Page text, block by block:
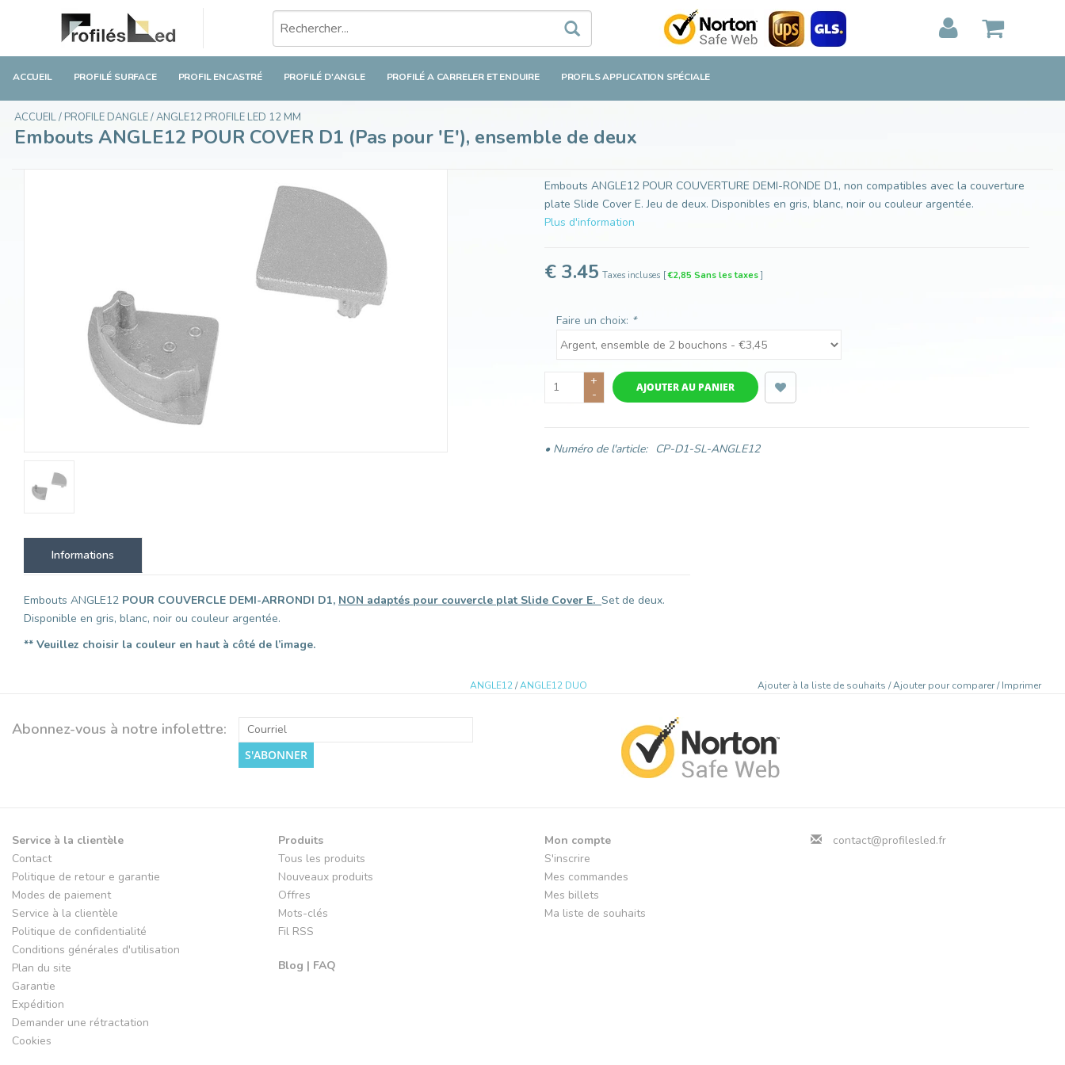
AFFICHER PAIEMENT
ACCUEIL PROFILÉ SURFACE PROFIL ENCASTRÉ PROFILÉ D'ANGLE PROFILÉ A CARRELER ET ENDUIRE PROFILS APPLICATION SPÉCIALE
Embouts ANGLE12 POUR COVER D1 (Pas pour 'E'), ensemble de deux
ACCUEIL/ PROFILE DANGLE/ANGLE12 PROFILE LED 12 MM
Embouts ANGLE12 POUR COVER D1 (Pas pour 'E'), ensemble de deux
Embouts ANGLE12 POUR COUVERTURE DEMI-RONDE D1, non compatibles avec la couverture
plate Slide Cover E. Jeu de deux. Disponibles en gris, blanc, noir ou couleur argentée.
Plus d'information
€ 3.45 Taxes incluses [€2,85 Sans les taxes]
Faire un choix: *
+
-
AJOUTER AU PANIER
• Numéro de l'article: CP-D1-SL-ANGLE12
Informations
Embouts ANGLE12 POUR COUVERCLE DEMI-ARRONDI D1, NON adaptés pour couvercle plat Slide Cover E. Set de deux.
Disponible en gris, blanc, noir ou couleur argentée.
** Veuillez choisir la couleur en haut à côté de l’image.
ANGLE12/ANGLE12 DUO Ajouter à la liste de souhaits /Ajouter pour comparer/Imprimer
Abonnez-vous à notre infolettre:
S'ABONNER
Service à la clientèle
Contact
Politique de retour e garantie
Modes de paiement
Service à la clientèle
Politique de confidentialité
Conditions générales d'utilisation
Plan du site
Garantie
Expédition
Demander une rétractation
Cookies
Produits
Tous les produits
Nouveaux produits
Offres
Mots-clés
Fil RSS
Blog | FAQ
Mon compte
S'inscrire
Mes commandes
Mes billets
Ma liste de souhaits
contact@profilesled.fr